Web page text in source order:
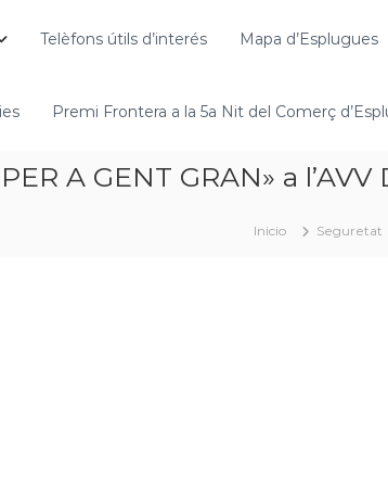
Telèfons útils d’interés Mapa d’Esplugues
Premi Frontera a la 5a Nit del Comerç
A GENT GRAN» a
Inicio Seguretat